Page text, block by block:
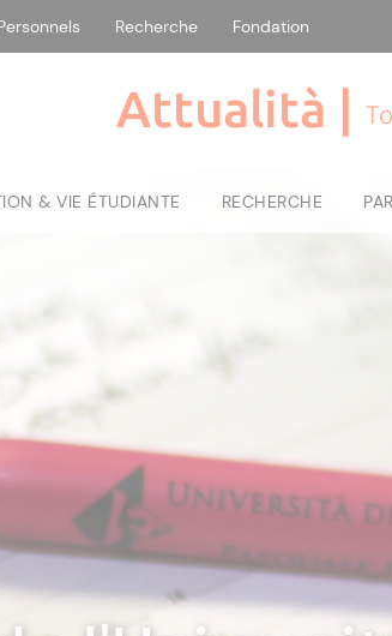
Recherche Fondation
Attualità |
& VIE ÉTUDIANTE RECHERCHE